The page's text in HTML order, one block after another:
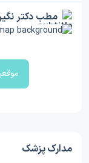
مطب دکتر
مدارک پزشک